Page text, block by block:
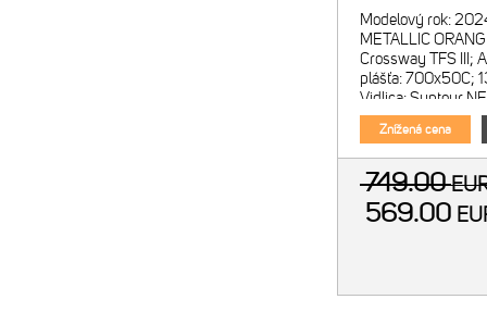
Modelový rok:
METALLIC
Crossway TFS III;
plášťa: 700x50C;
Vidlica: Suntour
63mm; Lockout;
700x50C
Znížená cena
749.00
569.00